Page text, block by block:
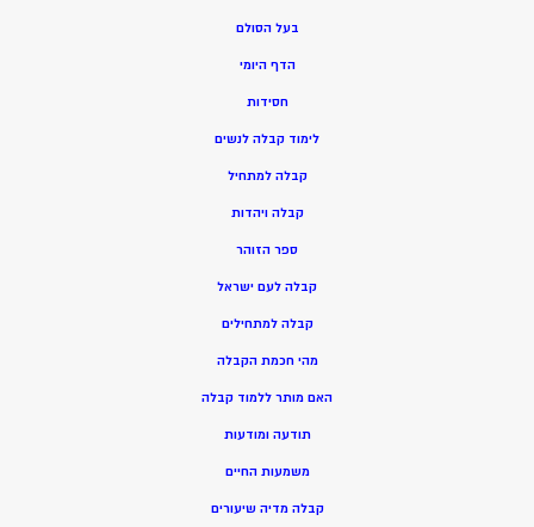
בעל הסולם
הדף היומי
חסידות
לימוד קבלה לנשים
קבלה למתחיל
קבלה ויהדות
ספר הזוהר
קבלה לעם ישראל
קבלה למתחילים
מהי חכמת הקבלה
האם מותר ללמוד קבלה
תודעה ומודעות
משמעות החיים
קבלה מדיה שיעורים